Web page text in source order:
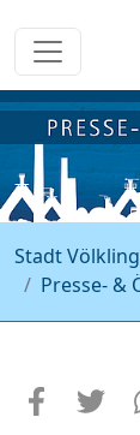
Stadt
Presse- &